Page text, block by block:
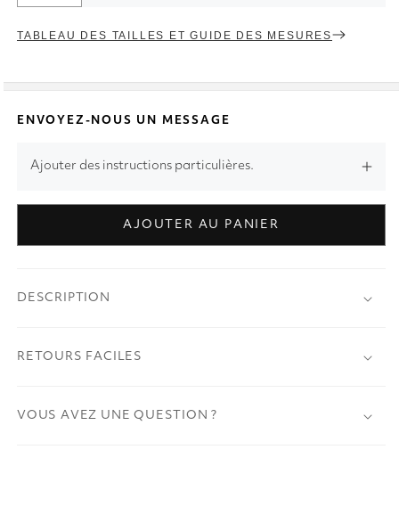
TABLEAU DES TAILLES ET GUIDE DES MESURES
ENVOYEZ-NOUS UN MESSAGE
Ajouter des instructions particulières.
AJOUTER AU PANIER
DESCRIPTION
RETOURS FACILES
VOUS AVEZ UNE QUESTION ?